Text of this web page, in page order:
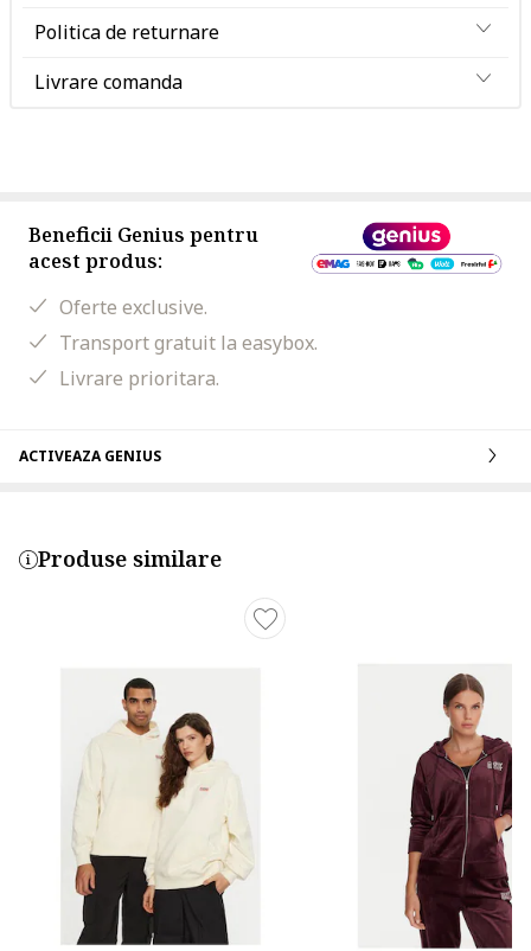
Politica de returnare
Livrare comanda
Beneficii Genius pentru
acest produs:
Oferte exclusive.
Transport gratuit la easybox.
Livrare prioritara.
ACTIVEAZA GENIUS
Produse similare